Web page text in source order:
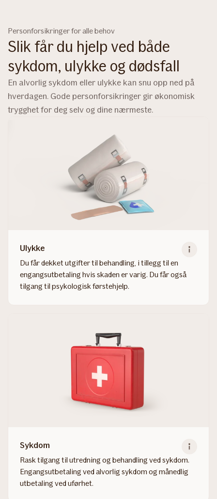
Personforsikringer for alle behov
Slik får du hjelp ved både
sykdom, ulykke og dødsfall
En alvorlig sykdom eller ulykke kan snu opp ned på
hverdagen. Gode personforsikringer gir økonomisk
trygghet for deg selv og dine nærmeste.
Ulykke
Du får dekket utgifter til behandling, i tillegg til en
engangsutbetaling hvis skaden er varig. Du får også
tilgang til psykologisk førstehjelp.
Sykdom
Rask tilgang til utredning og behandling ved sykdom.
Engangsutbetaling ved alvorlig sykdom og månedlig
utbetaling ved uførhet.